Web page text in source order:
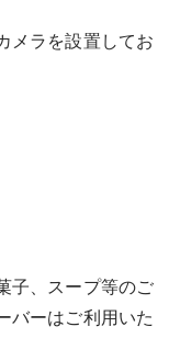
メラを設置してお
子、スープ等のご
バーはご利用いた